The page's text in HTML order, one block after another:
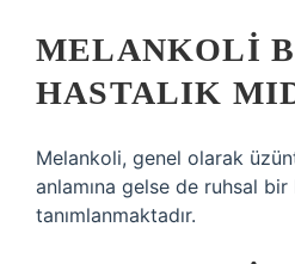
MELANKOLI
HASTALIK
Melankoli, genel olarak
anlamına gelse de ruhsal bir
tanımlanmaktadır.